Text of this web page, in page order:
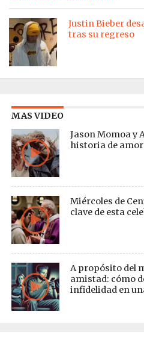
Justin Bieber
tras su regreso
MAS VIDEO
Jason Momoa y
historia de
Miércoles de
clave de esta
A propósito del
amistad: cómo
infidelidad en